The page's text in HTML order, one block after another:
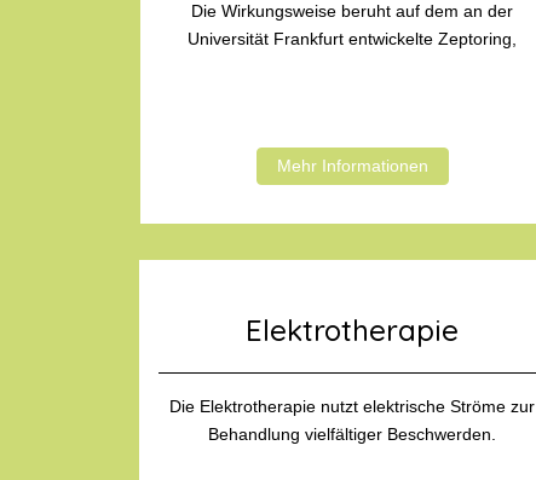
Die Wirkungsweise beruht auf dem an der
Universität Frankfurt entwickelte Zeptoring,
Mehr Informationen
Elektrotherapie
Die Elektrotherapie nutzt elektrische Ströme zur
Behandlung vielfältiger Beschwerden.